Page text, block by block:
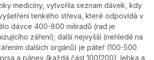
medicíny, vytvořila seznam dávek, kdy
tenkého střeva, které odpovídá v
dávce 400-800 miliradů (rad je
záření); další nejvyšší (nehledě na
dalších orgánů) je páteř (100-500
a pánev (každá část 100(200); lebka a